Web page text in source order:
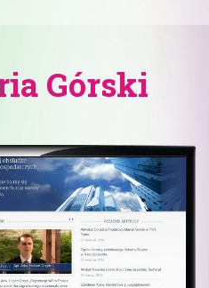
Górski